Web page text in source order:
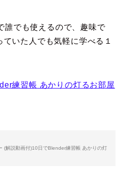
誰でも使えるので、趣味で
いた人でも気軽に学べる１
練習帳 あかりの灯るお部屋
(解説動画付)10日でBlender練習帳 あかりの灯